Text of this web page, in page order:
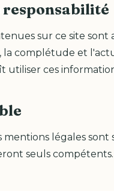
sur ce site sont
complétude et
utiliser ces
mentions légales sont
seuls compétents.